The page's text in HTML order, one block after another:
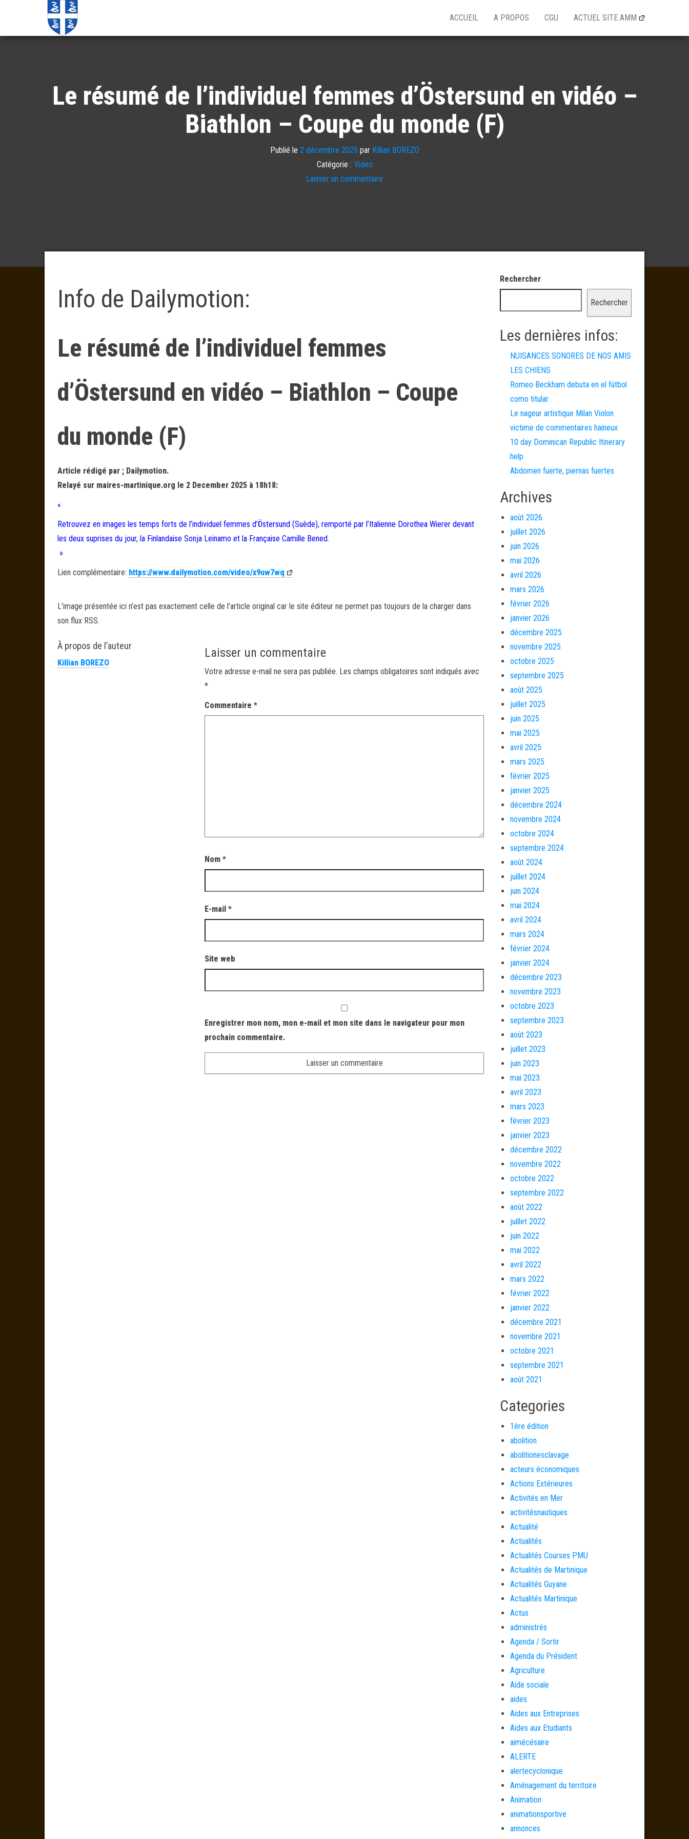
ACCUEIL A PROPOS CGU ACTUEL SITE AMM
Le résumé de l’individuel femmes d’Östersund en vidéo –
Biathlon – Coupe du monde (F)
Publié le 2 décembre 2025 par Killian BOREZO
Catégorie : Video
Laisser un commentaire
Info de Dailymotion:
Le résumé de l’individuel femmes
d’Östersund en vidéo – Biathlon – Coupe
du monde (F)
Article rédigé par ; Dailymotion.
Relayé sur maires-martinique.org le 2 December 2025 à 18h18:
«
Retrouvez en images les temps forts de l’individuel femmes d’Östersund (Suède), remporté par l’Italienne Dorothea Wierer devant
les deux suprises du jour, la Finlandaise Sonja Leinamo et la Française Camille Bened.
»
Lien complémentaire: https://www.dailymotion.com/video/x9uw7wq
L’image présentée ici n’est pas exactement celle de l’article original car le site éditeur ne permet pas toujours de la charger dans
son flux RSS.
À propos de l’auteur
Killian BOREZO
Laisser un commentaire
Votre adresse e-mail ne sera pas publiée. Les champs obligatoires sont indiqués avec
*
Commentaire*
Nom*
E-mail*
Site web
Enregistrer mon nom, mon e-mail et mon site dans le navigateur pour mon
prochain commentaire.
Rechercher
Rechercher
Les dernières infos:
NUISANCES SONORES DE NOS AMIS
LES CHIENS
Romeo Beckham debuta en el fútbol
como titular
Le nageur artistique Milan Violon
victime de commentaires haineux
10 day Dominican Republic Itinerary
help
Abdomen fuerte, piernas fuertes
Archives
août 2026
juillet 2026
juin 2026
mai 2026
avril 2026
mars 2026
février 2026
janvier 2026
décembre 2025
novembre 2025
octobre 2025
septembre 2025
août 2025
juillet 2025
juin 2025
mai 2025
avril 2025
mars 2025
février 2025
janvier 2025
décembre 2024
novembre 2024
octobre 2024
septembre 2024
août 2024
juillet 2024
juin 2024
mai 2024
avril 2024
mars 2024
février 2024
janvier 2024
décembre 2023
novembre 2023
octobre 2023
septembre 2023
août 2023
juillet 2023
juin 2023
mai 2023
avril 2023
mars 2023
février 2023
janvier 2023
décembre 2022
novembre 2022
octobre 2022
septembre 2022
août 2022
juillet 2022
juin 2022
mai 2022
avril 2022
mars 2022
février 2022
janvier 2022
décembre 2021
novembre 2021
octobre 2021
septembre 2021
août 2021
Categories
1ère édition
abolition
abolitionesclavage
acteurs économiques
Actions Extérieures
Activités en Mer
activitésnautiques
Actualité
Actualités
Actualités Courses PMU
Actualités de Martinique
Actualités Guyane
Actualités Martinique
Actus
administrés
Agenda / Sortir
Agenda du Président
Agriculture
Aide sociale
aides
Aides aux Entreprises
Aides aux Etudiants
aimécésaire
ALERTE
alertecyclonique
Aménagement du territoire
Animation
animationsportive
annonces